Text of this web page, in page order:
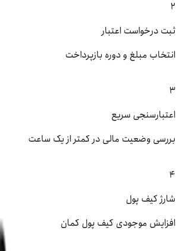
2
ثبت درخواست اعتبار
انتخاب مبلغ و دوره بازپرداخت
3
اعتبارسنجی سریع
بررسی وضعیت مالی در کمتر از یک ساعت
4
شارژ کیف پول
افزایش موجودی کیف پول کمان